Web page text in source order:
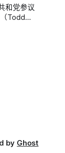
和党参议
Todd
获总统
by Ghost